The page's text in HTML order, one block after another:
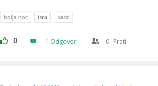
bolja noć isra kadr
0 1 Odgovor 0 Prati